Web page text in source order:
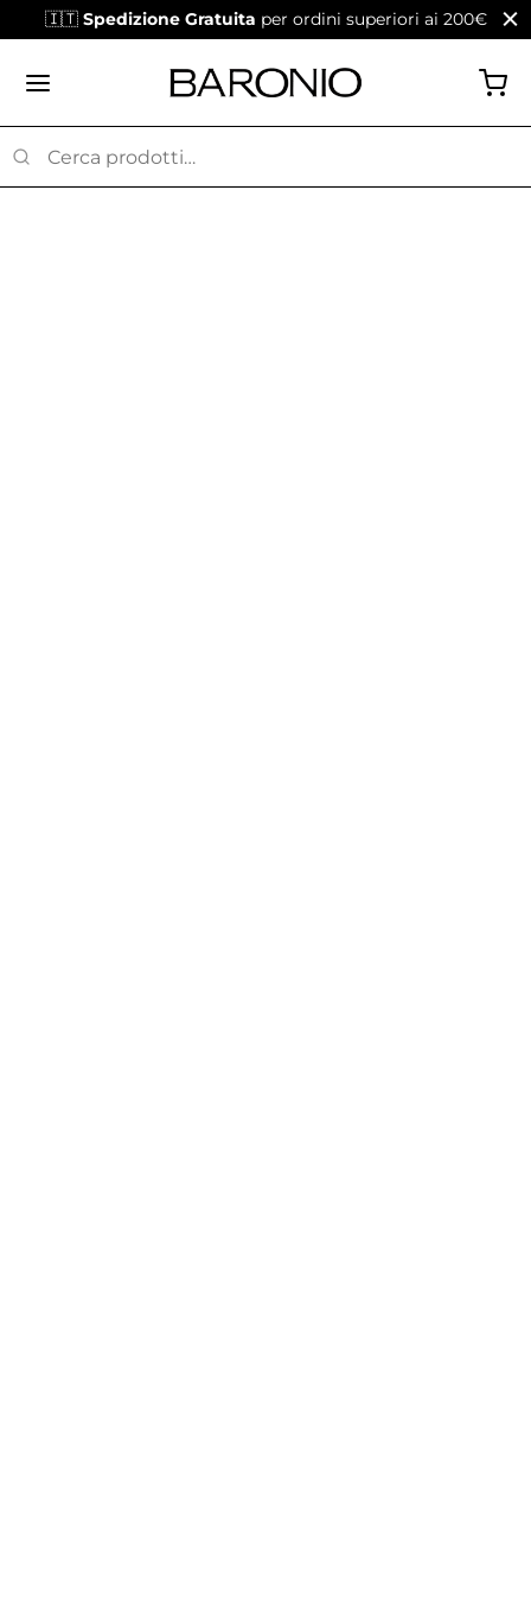
🇮🇹 Spedizione Gratuita per ordini superiori ai 200€